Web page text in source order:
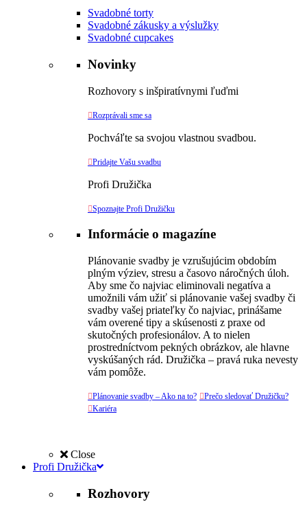
Svadobné torty
Svadobné zákusky a výslužky
Svadobné cupcakes
Novinky
Rozhovory s inšpiratívnymi ľuďmi
Rozprávali sme sa
Pochváľte sa svojou vlastnou svadbou.
Pridajte Vašu svadbu
Profi Družička
Spoznajte Profi Družičku
Informácie o magazíne
Plánovanie svadby je vzrušujúcim obdobím
plným výziev, stresu a časovo náročných úloh.
Aby sme čo najviac eliminovali negatíva a
umožnili vám užiť si plánovanie vašej svadby či
svadby vašej priateľky čo najviac, prinášame
vám overené tipy a skúsenosti z praxe od
skutočných profesionálov. A to nielen
prostredníctvom pekných obrázkov, ale hlavne
vyskúšaných rád. Družička – pravá ruka nevesty
vám pomôže.
Plánovanie svadby – Ako na to? Prečo sledovať Družičku?
Kariéra
Close
Profi Družička
Rozhovory